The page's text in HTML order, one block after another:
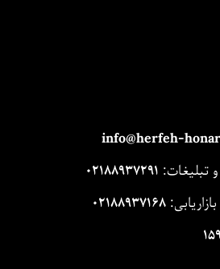
info@herfeh-
تبلیغات: ۰۲۱۸۸۹۳۷۲۹۱
۰۲۱۸۸۹۳۷۱۶۸